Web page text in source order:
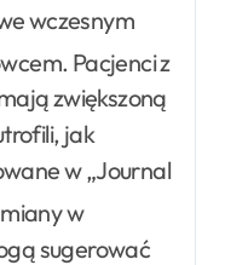
wczesnym
. Pacjenci z
zwiększoną
jak
w „Journal
w
sugerować